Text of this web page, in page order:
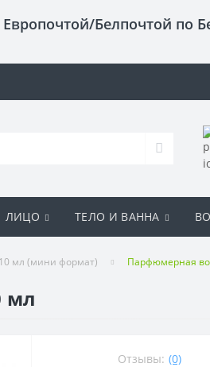
Европочтой/Белпочтой по
ЛИЦО ТЕЛО И ВАННА
мл (мини формат) Парфюмерная
мл
Отзывы: (0)